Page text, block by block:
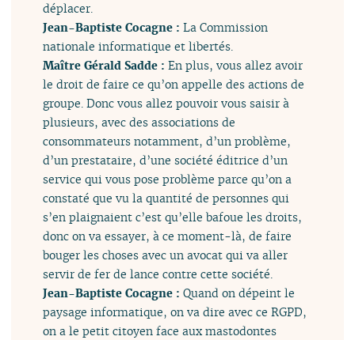
déplacer.
Jean-Baptiste Cocagne :La Commission
nationale informatique et libertés.
Maître Gérald Sadde :En plus, vous allez avoir
le droit de faire ce qu’on appelle des actions de
groupe. Donc vous allez pouvoir vous saisir à
plusieurs, avec des associations de
consommateurs notamment, d’un problème,
d’un prestataire, d’une société éditrice d’un
service qui vous pose problème parce qu’on a
constaté que vu la quantité de personnes qui
s’en plaignaient c’est qu’elle bafoue les droits,
donc on va essayer, à ce moment-là, de faire
bouger les choses avec un avocat qui va aller
servir de fer de lance contre cette société.
Jean-Baptiste Cocagne :Quand on dépeint le
paysage informatique, on va dire avec ce RGPD,
on a le petit citoyen face aux mastodontes